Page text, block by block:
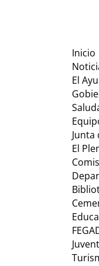
Inicio
El
Junta
El